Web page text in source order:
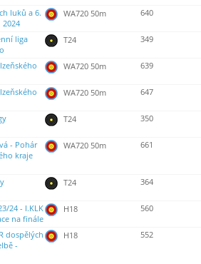
luků a 6.
2024
WA720 50m 640
liga
T24 349
WA720 50m 639
WA720 50m 647
T24 350
- Pohár
kraje
WA720 50m 661
T24 364
24 - I.KLK
na finále
H18 560
dospělých
-
H18 552